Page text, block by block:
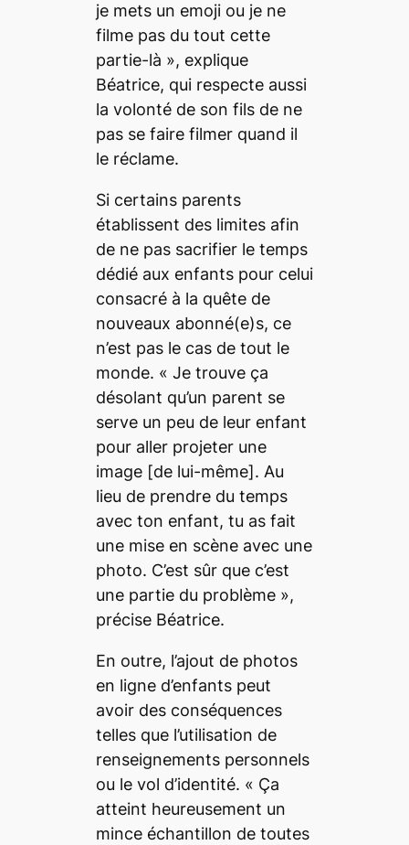
je mets un emoji ou je ne
filme pas du tout cette
partie-là », explique
Béatrice, qui respecte aussi
la volonté de son fils de ne
pas se faire filmer quand il
le réclame.
Si certains parents
établissent des limites afin
de ne pas sacrifier le temps
dédié aux enfants pour celui
consacré à la quête de
nouveaux abonné(e)s, ce
n’est pas le cas de tout le
monde. « Je trouve ça
désolant qu’un parent se
serve un peu de leur enfant
pour aller projeter une
image [de lui-même]. Au
lieu de prendre du temps
avec ton enfant, tu as fait
une mise en scène avec une
photo. C’est sûr que c’est
une partie du problème »,
précise Béatrice.
En outre, l’ajout de photos
en ligne d’enfants peut
avoir des conséquences
telles que l’utilisation de
renseignements personnels
ou le vol d’identité. « Ça
atteint heureusement un
mince échantillon de toutes